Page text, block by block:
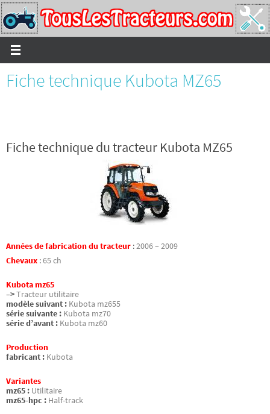
Passer
vers
le
contenu
Fiche technique Kubota MZ65
Fiche technique du tracteur Kubota MZ65
Années de fabrication du tracteur :2006 – 2009
Chevaux :65 ch
Kubota mz65
–>Tracteur utilitaire
modèle suivant : Kubota mz655
série suivante : Kubota mz70
série d’avant : Kubota mz60
Production
fabricant : Kubota
Variantes
mz65 : Utilitaire
mz65-hpc : Half-track